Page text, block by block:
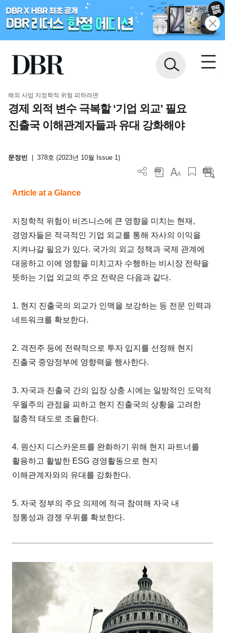
해외 사업 지정학적 위험 피하려면
경제 외적 변수 극복할 ‘기업 외교’ 필요
진출국 이해관계자들과 유대 강화해야
문정빈 378호 (2023년 10월 Issue 1)
Article at a Glance
지정학적 위험이 비즈니스에 큰 영향을 미치는 현재,
경영자들은 적극적인 기업 외교를 통해 자사의 이익을
지켜나갈 필요가 있다. 국가의 외교 정책과 국제 관계에
대응하고 이에 영향을 미치고자 수행하는 비시장 전략을
뜻하는 기업 외교의 주요 전략은 다음과 같다.
1. 현지 진출국의 외교가 인맥을 보강하는 등 전문 인력과
네트워크를 확보한다.
2. 격전주 등에 전략적으로 투자 입지를 선정해 현지
진출국 중앙정부에 영향력을 행사한다.
3. 자국과 진출국 간의 입장 상충 시에는 일방적인 도덕적
우월주의 관점을 피하고 현지 진출국의 상황을 고려한
절충적 태도로 조율한다.
4. 원산지 디스카운트를 완화하기 위해 현지 파트너를
활용하고 활발한 ESG 경영활동으로 현지
이해관계자와의 유대를 강화한다.
5. 자국 정부의 주요 의제에 적극 참여해 자국 내
정통성과 경쟁 우위를 확보한다.